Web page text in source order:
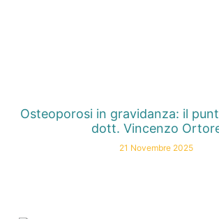
Osteoporosi in gravidanza: il
dott. Vincenzo
21 Novembre 2025